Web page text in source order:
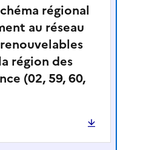
régional
au réseau
région des
(02, 59, 60,